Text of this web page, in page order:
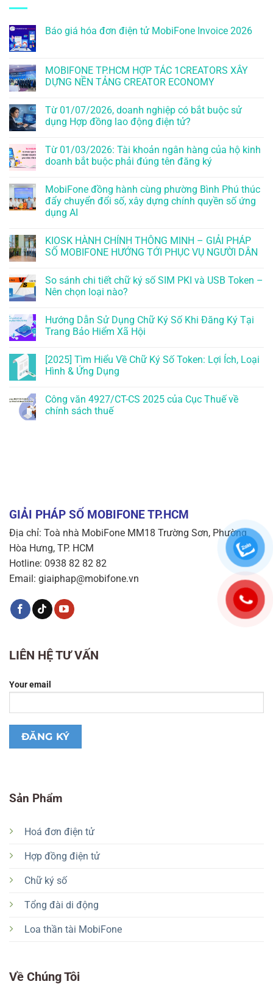
Báo giá hóa đơn điện tử MobiFone Invoice 2026
MOBIFONE TP.HCM HỢP TÁC 1CREATORS XÂY
DỰNG NỀN TẢNG CREATOR ECONOMY
Từ 01/07/2026, doanh nghiệp có bắt buộc sử
dụng Hợp đồng lao động điện tử?
Từ 01/03/2026: Tài khoản ngân hàng của hộ kinh
doanh bắt buộc phải đúng tên đăng ký
MobiFone đồng hành cùng phường Bình Phú thúc
đẩy chuyển đổi số, xây dựng chính quyền số ứng
dụng AI
KIOSK HÀNH CHÍNH THÔNG MINH – GIẢI PHÁP
SỐ MOBIFONE HƯỚNG TỚI PHỤC VỤ NGƯỜI DÂN
So sánh chi tiết chữ ký số SIM PKI và USB Token –
Nên chọn loại nào?
Hướng Dẫn Sử Dụng Chữ Ký Số Khi Đăng Ký Tại
Trang Bảo Hiểm Xã Hội
[2025] Tìm Hiểu Về Chữ Ký Số Token: Lợi Ích, Loại
Hình & Ứng Dụng
Công văn 4927/CT-CS 2025 của Cục Thuế về
chính sách thuế
GIẢI PHÁP SỐ MOBIFONE TP.HCM
Địa chỉ: Toà nhà MobiFone MM18 Trường Sơn, Phường
Hòa Hưng, TP. HCM
Hotline: 0938 82 82 82
Email: giaiphap@mobifone.vn
Sản Phẩm
Hoá đơn điện tử
Hợp đồng điện tử
Chữ ký số
Tổng đài di động
Loa thần tài MobiFone
Về Chúng Tôi
LIÊN HỆ TƯ VẤN
Your email